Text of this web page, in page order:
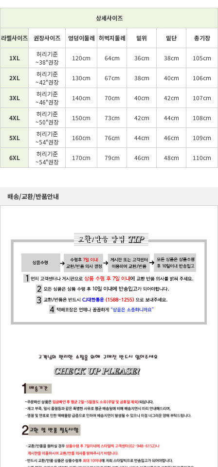
상세사이즈
라벨사이즈 권장사이즈 엉덩이둘레 허벅지둘레 밑위 밑단 총기장
1XL
허리기준
~38"권장
120cm 64cm 36cm 38cm 105cm
2XL
허리기준
~42"권장
130cm 67cm 38cm 40cm 106cm
3XL
허리기준
~46"권장
140cm 70cm 40cm 42cm 107cm
4XL
허리기준
~50"권장
150cm 73cm 42cm 44cm 108cm
5XL
허리기준
~54"권장
160cm 76cm 44cm 46cm 109cm
6XL
허리기준
~54"권장
170cm 79cm 46cm 48cm 110cm
배송/교환/반품안내